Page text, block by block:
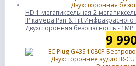
HD 1-мегапиксельная 2-
IP камера Pan & Tilt
Двухсторонняя безопасность - 1MP
9